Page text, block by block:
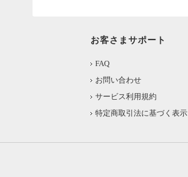
お客さまサポート
FAQ
お問い合わせ
サービス利用規約
特定商取引法に基づく表示